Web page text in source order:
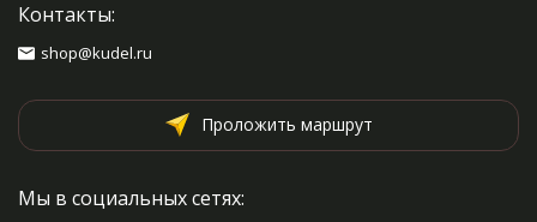
Контакты:
shop@kudel.ru
Проложить маршрут
Мы в социальных сетях: